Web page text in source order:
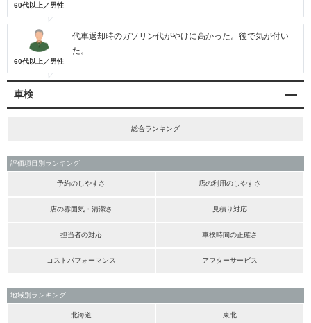
60代以上／男性
60代以上／男性
代車返却時のガソリン代がやけに高かった。後で気が付い
た。
車検
総合ランキング
評価項目別ランキング
予約のしやすさ 店の利用のしやすさ
店の雰囲気・清潔さ 見積り対応
担当者の対応 車検時間の正確さ
コストパフォーマンス アフターサービス
地域別ランキング
北海道 東北